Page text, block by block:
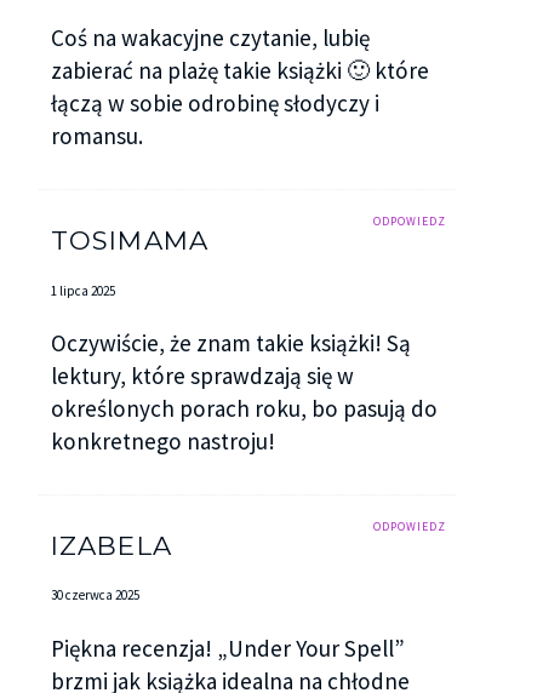
Coś na wakacyjne czytanie, lubię
zabierać na plażę takie książki 🙂 które
łączą w sobie odrobinę słodyczy i
romansu.
ODPOWIEDZ
TOSIMAMA
1 lipca 2025
Oczywiście, że znam takie książki! Są
lektury, które sprawdzają się w
określonych porach roku, bo pasują do
konkretnego nastroju!
ODPOWIEDZ
IZABELA
30 czerwca 2025
Piękna recenzja! „Under Your Spell”
brzmi jak książka idealna na chłodne